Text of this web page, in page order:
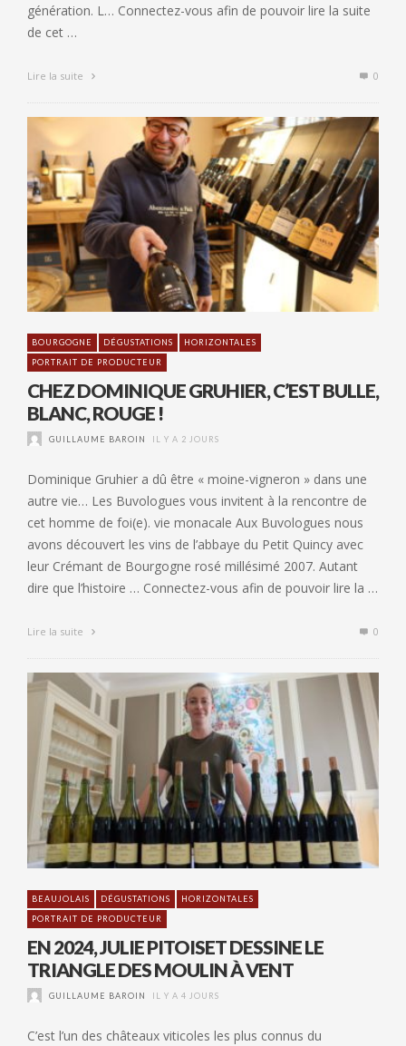
génération. L… Connectez-vous afin de pouvoir lire la suite
de cet …
Lire la suite 0
BOURGOGNE DÉGUSTATIONS
HORIZONTALES
PORTRAIT DE PRODUCTEUR
CHEZ DOMINIQUE GRUHIER, C’EST BULLE,
BLANC, ROUGE !
GUILLAUME BAROIN IL Y A 2 JOURS
Dominique Gruhier a dû être « moine-vigneron » dans une
autre vie… Les Buvologues vous invitent à la rencontre de
cet homme de foi(e). vie monacale Aux Buvologues nous
avons découvert les vins de l’abbaye du Petit Quincy avec
leur Crémant de Bourgogne rosé millésimé 2007. Autant
dire que l’histoire … Connectez-vous afin de pouvoir lire la …
Lire la suite 0
BEAUJOLAIS DÉGUSTATIONS
HORIZONTALES
PORTRAIT DE PRODUCTEUR
EN 2024, JULIE PITOISET DESSINE LE
TRIANGLE DES MOULIN À VENT
GUILLAUME BAROIN IL Y A 4 JOURS
C’est l’un des châteaux viticoles les plus connus du